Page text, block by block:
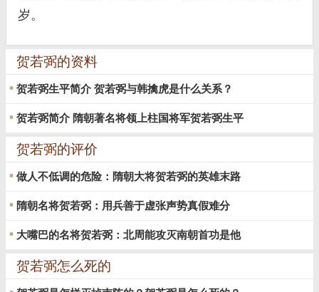
岁。
贺若弼的资料
贺若弼生平简介 贺若弼与韩擒虎是什么关系？
贺若弼简介 隋朝著名将领上柱国将军贺若弼生平
贺若弼的评价
做人不低调的危险：隋朝大将贺若弼的英雄末路
隋朝名将贺若弼：用兵善于虚张声势真假难分
大嘴巴的名将贺若弼：北周能攻灭南朝首功是他
贺若弼怎么死的